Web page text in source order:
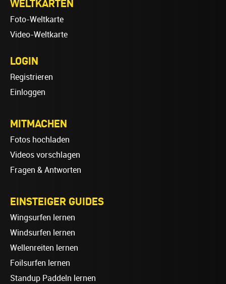
WELTKARTEN
Foto-Weltkarte
Video-Weltkarte
LOGIN
Registrieren
Einloggen
MITMACHEN
Fotos hochladen
Videos vorschlagen
Fragen & Antworten
EINSTEIGER GUIDES
Wingsurfen lernen
Windsurfen lernen
Wellenreiten lernen
Foilsurfen lernen
Standup Paddeln lernen